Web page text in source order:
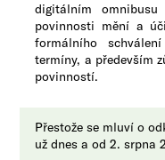
digitálním
povinnosti mění a
formálního
termíny, a především
povinností.
Přestože se mluví o
už dnes a od 2. srpna